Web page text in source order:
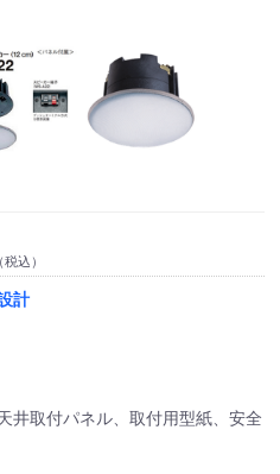
（税込）
計
井取付パネル、取付用型紙、安全